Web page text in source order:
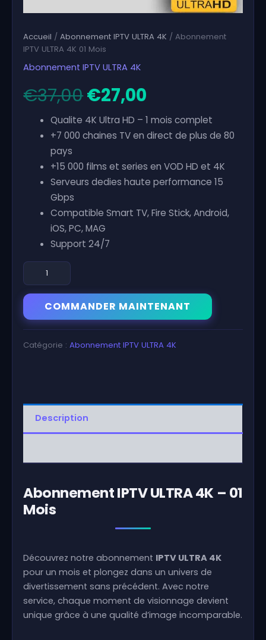
Accueil /Abonnement IPTV ULTRA 4K / Abonnement
IPTV ULTRA 4K 01 Mois
Abonnement IPTV ULTRA 4K
€37,00 Le
prix
était :
€37,00.
€27,00
prix
est :
€27,00.
Qualite 4K Ultra HD – 1 mois complet
+7 000 chaines TV en direct de plus de 80
pays
+15 000 films et series en VOD HD et 4K
Serveurs dedies haute performance 15
Gbps
Compatible Smart TV, Fire Stick, Android,
iOS, PC, MAG
Support 24/7
quantité
IPTV
ULTRA
4K
Mois
COMMANDER MAINTENANT
Catégorie :Abonnement IPTV ULTRA 4K
Description
Abonnement IPTV ULTRA 4K – 01
Mois
Découvrez notre abonnement IPTV ULTRA 4K
pour un mois et plongez dans un univers de
divertissement sans précédent. Avec notre
service, chaque moment de visionnage devient
unique grâce à une qualité d’image incomparable.